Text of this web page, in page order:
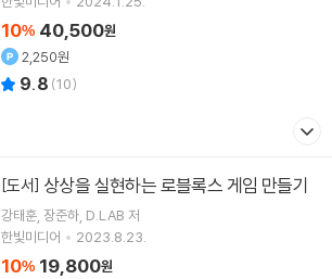
10% 40,500원
2,250원
9.8 (10)
[도서] 상상을 실현하는 로블록스 게임 만들기
강태훈 장준하 D.LAB 저
한빛미디어
2023.8.23.
10% 19,800원